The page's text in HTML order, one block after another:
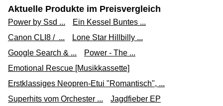
Aktuelle Produkte im Preisvergleich
Power by Ssd ...
Ein Kessel Buntes ...
Canon CLI8 / ...
Lone Star Hillbilly ...
Google Search & ...
Power - The ...
Emotional Rescue [Musikkassette]
Erstklassiges Neopren-Etui "Romantisch", ...
Superhits vom Orchester ...
Jagdfieber EP